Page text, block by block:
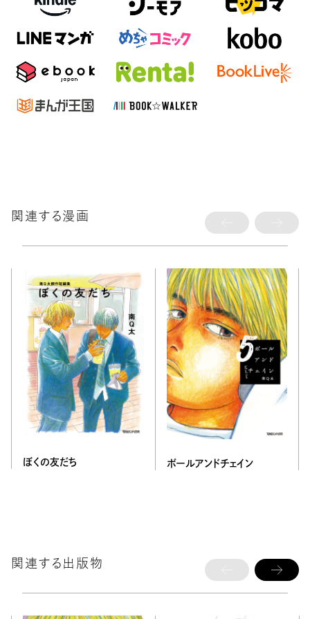
関連する漫画
ぼくの友だち ボールアンドチェイン
関連する出版物